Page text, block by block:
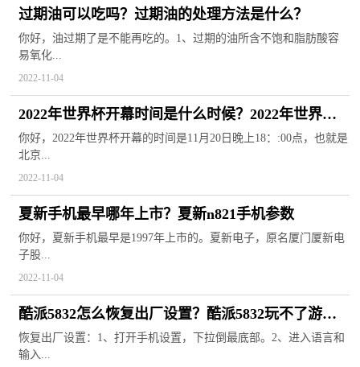
过期油可以吃吗？过期油的处理方法是什么？
你好，油过期了是不能再吃的。1、过期的油所含不饱和脂肪酸容
易氧化...
2022-11-04
2022年世界杯开幕时间是什么时候？2022年世界杯
在哪个国家举办？
你好，2022年世界杯开幕的时间是11月20日晚上18：:00点，也就是
北京...
2022-11-04
夏新手机最早哪年上市？夏新n821手机参数
你好，夏新手机最早是1997年上市的。夏新电子，原名厦门厦新电
子股...
2022-11-04
酷派5832怎么恢复出厂设置？酷派5832玩不了游
戏？
恢复出厂设置：1、打开手机设置，下拉倒最底部。2、进入语言和
输入...